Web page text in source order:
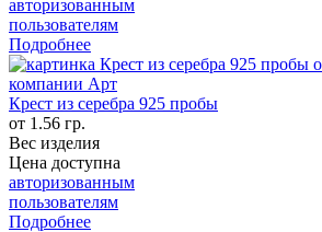
авторизованным
пользователям
Подробнее
Крест из серебра 925 пробы
от 1.56 гр.
Вес изделия
Цена доступна
авторизованным
пользователям
Подробнее